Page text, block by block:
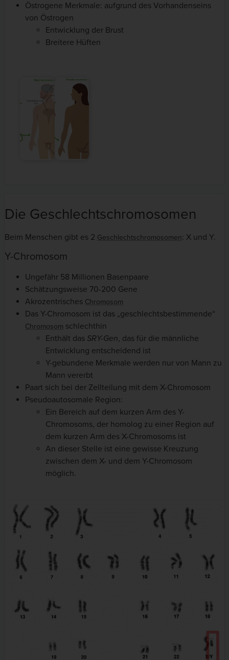
Östrogene Merkmale: aufgrund des Vorhandenseins
von Östrogen
Entwicklung der Brust
Breitere Hüften
Die Geschlechtschromosomen
Beim Menschen gibt es 2 Geschlechtschromosomen: X und Y.
Y-Chromosom
Ungefähr 58 Millionen Basenpaare
Schätzungsweise 70-200 Gene
Akrozentrisches Chromosom
Das Y-Chromosom ist das „geschlechtsbestimmende“
Chromosom schlechthin
Enthält das SRY-Gen, das für die männliche
Entwicklung entscheidend ist
Y-gebundene Merkmale werden nur von Mann zu
Mann vererbt
Paart sich bei der Zellteilung mit dem X-Chromosom
Pseudoautosomale Region:
Ein Bereich auf dem kurzen Arm des Y-
Chromosoms, der homolog zu einer Region auf
dem kurzen Arm des X-Chromosoms ist
An dieser Stelle ist eine gewisse Kreuzung
zwischen dem X- und dem Y-Chromosom
möglich.